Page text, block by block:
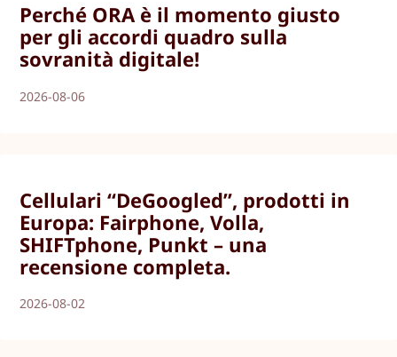
Perché ORA è il momento giusto
per gli accordi quadro sulla
sovranità digitale!
2026-08-06
Cellulari “DeGoogled”, prodotti in
Europa: Fairphone, Volla,
SHIFTphone, Punkt – una
recensione completa.
2026-08-02